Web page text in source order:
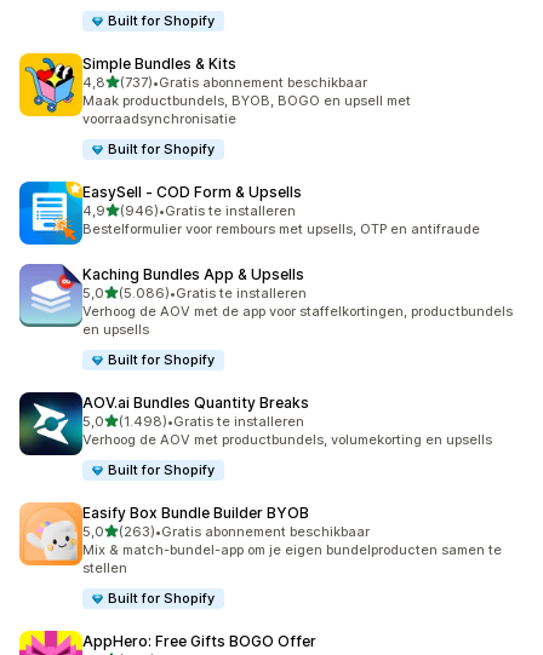
Built for Shopify
Simple Bundles & Kits
4,8van 5 sterren
(737)
737 recensies in totaal
•Gratis abonnement beschikbaar
Maak productbundels, BYOB, BOGO en upsell met
voorraadsynchronisatie
Built for Shopify
EasySell ‑ COD Form & Upsells
4,9van 5 sterren
(946)
946 recensies in totaal
•Gratis te installeren
Bestelformulier voor rembours met upsells, OTP en antifraude
Kaching Bundles App & Upsells
5,0van 5 sterren
(5.086)
5086 recensies in totaal
•Gratis te installeren
Verhoog de AOV met de app voor staffelkortingen, productbundels
en upsells
Built for Shopify
AOV.ai Bundles Quantity Breaks
5,0van 5 sterren
(1.498)
1498 recensies in totaal
•Gratis te installeren
Verhoog de AOV met productbundels, volumekorting en upsells
Built for Shopify
Easify Box Bundle Builder BYOB
5,0van 5 sterren
(263)
263 recensies in totaal
•Gratis abonnement beschikbaar
Mix & match-bundel-app om je eigen bundelproducten samen te
stellen
Built for Shopify
AppHero: Free Gifts BOGO Offer